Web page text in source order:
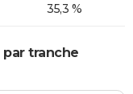
35,3 %
par tranche